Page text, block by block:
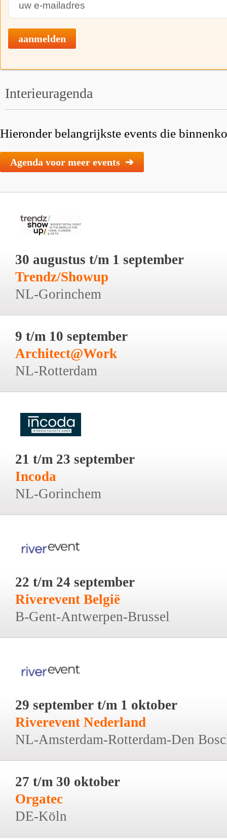
aanmelden
Interieuragenda
Hieronder belangrijkste events die
Agenda voor meer events ➔
30 augustus t/m 1 september
Trendz/Showup
NL-Gorinchem
9 t/m 10 september
Architect@Work
NL-Rotterdam
21 t/m 23 september
Incoda
NL-Gorinchem
22 t/m 24 september
Riverevent België
B-Gent-Antwerpen-Brussel
29 september t/m 1 oktober
Riverevent Nederland
NL-Amsterdam-Rotterdam-Den
27 t/m 30 oktober
Orgatec
DE-Köln